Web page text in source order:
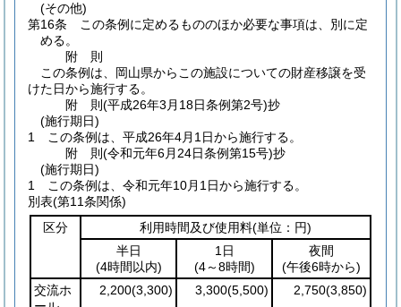
(その他)
第16条
この条例に定めるもののほか必要な事項は、別に定
める。
附 則
この条例は、岡山県からこの施設についての財産移譲を受
けた日から施行する。
附 則(平成26年3月18日条例第2号)抄
(施行期日)
1
この条例は、平成26年4月1日から施行する。
附 則(令和元年6月24日条例第15号)抄
(施行期日)
1
この条例は、令和元年10月1日から施行する。
別表(第11条関係)
区分
利用時間及び使用料(単位：円)
半日
(4時間以内)
1日
(4～8時間)
夜間
(午後6時から)
交流ホ
2,200(3,300) 3,300(5,500) 2,750(3,850)